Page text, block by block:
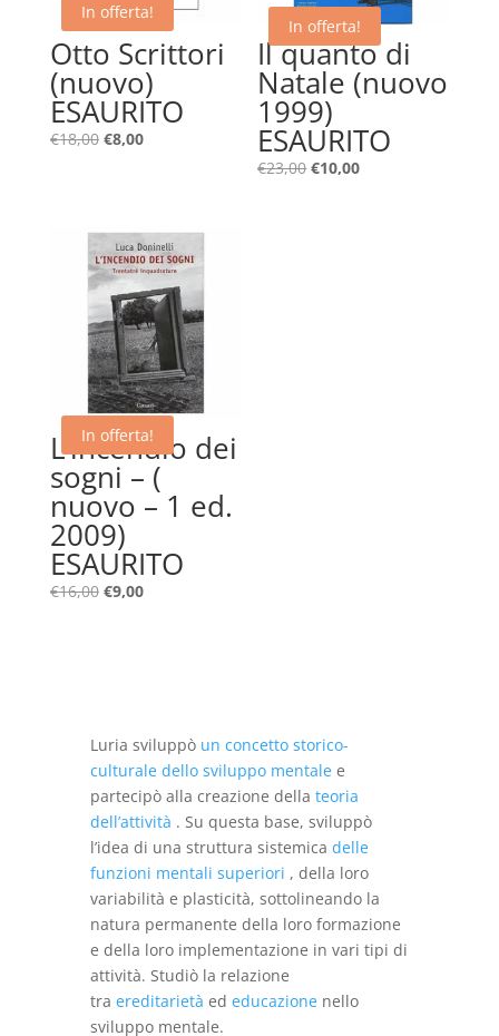
In offerta!
Otto Scrittori
(nuovo)
ESAURITO
€18,00 Il
€18,00.
€8,00Il
€8,00.
In offerta!
Il quanto di
Natale (nuovo
1999)
ESAURITO
€23,00 Il
€10,00Il
In offerta!
L’incendio dei
sogni – (
nuovo – 1 ed.
2009)
ESAURITO
€16,00 Il
€9,00Il
Luria sviluppò un concetto storico-
culturale dello sviluppo mentale e
partecipò alla creazione della teoria
dell’attività . Su questa base, sviluppò
l’idea di una struttura sistemica delle
funzioni mentali superiori , della loro
variabilità e plasticità, sottolineando la
natura permanente della loro formazione
e della loro implementazione in vari tipi di
attività. Studiò la relazione
tra ereditarietà ed educazione nello
sviluppo mentale.